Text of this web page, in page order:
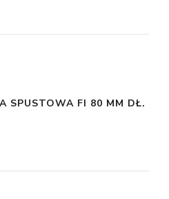
SPUSTOWA FI 80 MM DŁ.